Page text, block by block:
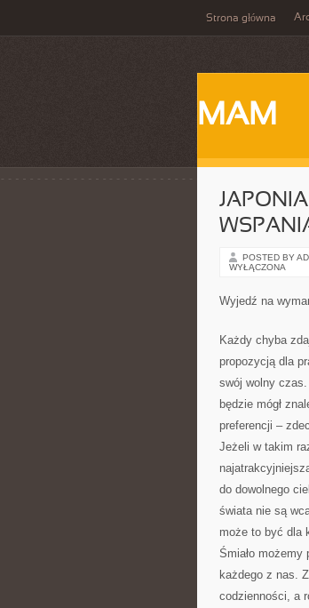
Strona główna
MAM
POSTED BY
WYŁĄCZONA
Wyjedź na
Każdy chyba
propozycją dla
swój wolny
będzie mógł
preferencji –
Jeżeli w takim
do dowolnego
świata nie są
może to być dla
Śmiało
każdego z nas.
codzienności, a